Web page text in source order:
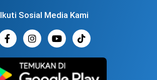
Ikuti Sosial Media Kami